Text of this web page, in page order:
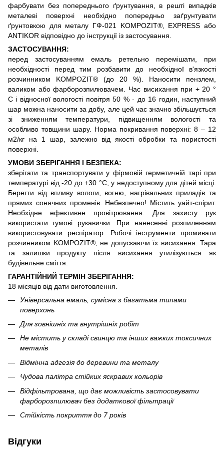
фарбувати без попереднього ґрунтування, в решті випадків
металеві поверхні необхідно попередньо заґрунтувати
ґрунтовкою для металу ГФ-021 KOMPOZIT®, EXPRESS або
ANTIKOR відповідно до інструкції із застосування.
ЗАСТОСУВАННЯ:
перед застосуванням емаль ретельно перемішати, при
необхідності перед тим розбавити до необхідної в'язкості
розчинником KOMPOZIT® (до 20 %). Наносити пензлем,
валиком або фарборозпилювачем. Час висихання при + 20 °
С і відносної вологості повітря 50 % - до 16 годин, наступний
шар можна наносити за добу, але цей час значно збільшується
зі зниженням температури, підвищенням вологості та
особливо товщини шару. Норма покривання поверхні: 8 – 12
м2/кг на 1 шар, залежно від якості обробки та пористості
поверхні.
УМОВИ ЗБЕРІГАННЯ І БЕЗПЕКА:
зберігати та транспортувати у фірмовій герметичній тарі при
температурі від -20 до +30 °С, у недоступному для дітей місці.
Берегти від впливу вологи, вогню, нагрівальних приладів та
прямих сонячних променів. Небезпечно! Містить уайт-спірит.
Необхідне ефективне провітрювання. Для захисту рук
використати гумові рукавички. При нанесенні розпиленням
використовувати респіратор. Робочі інструменти промивати
розчинником KOMPOZIT®, не допускаючи їх висихання. Тара
та залишки продукту після висихання утилізуються як
будівельне сміття.
ГАРАНТІЙНИЙ ТЕРМІН ЗБЕРІГАННЯ:
18 місяців від дати виготовлення.
Універсальна емаль, сумісна з багатьма типами
поверхонь
Для зовнішніх та внутрішніх робіт
Не містить у складі свинцю та інших важких токсичних
металів
Відмінна адгезія до деревини та металу
Чудова палітра стійких яскравих кольорів
Відфільтрована, що дає можливість застосовувати
фарборозпилювач без додаткової фільтрації
Стійкість покриття до 7 років
Відгуки